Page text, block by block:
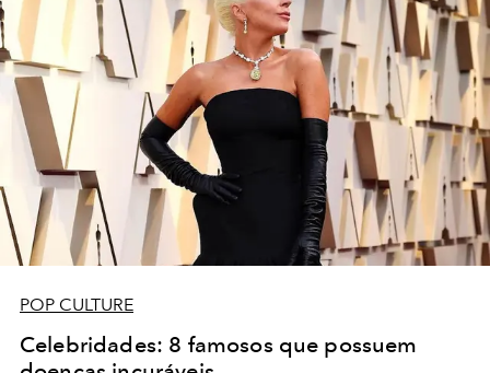
POP CULTURE
Celebridades: 8 famosos que possuem